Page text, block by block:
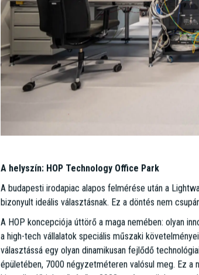
hogy legyen lehetőség a további bővülésre, ugyanis
mérvadó volt, hogy a fejlesztési részlegnek is egy
dolgozók is egy kényelmes és modern területen